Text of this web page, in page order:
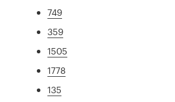
749
359
1505
1778
135